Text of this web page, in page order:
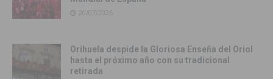
20/07/2026
Orihuela despide la Gloriosa Enseña del Oriol
hasta el próximo año con su tradicional
retirada